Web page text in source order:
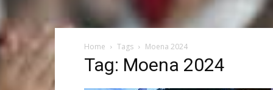
Home Tags Moena 2024
Tag: Moena 2024